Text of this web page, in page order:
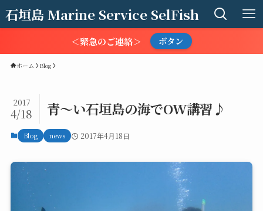
石垣島 Marine Service SelFish
＜緊急のご連絡＞ ボタン
ホーム Blog
青～い石垣島の海でOW講習♪
2017
4/18
Blog news 2017年4月18日